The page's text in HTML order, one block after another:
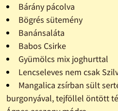
Bárány pácolva
Bögrés sütemény
Banánsaláta
Babos Csirke
Gyümölcs mix joghurttal
Lencseleves nem csak
Mangalica zsírban sült
burgonyával, tejföllel öntött